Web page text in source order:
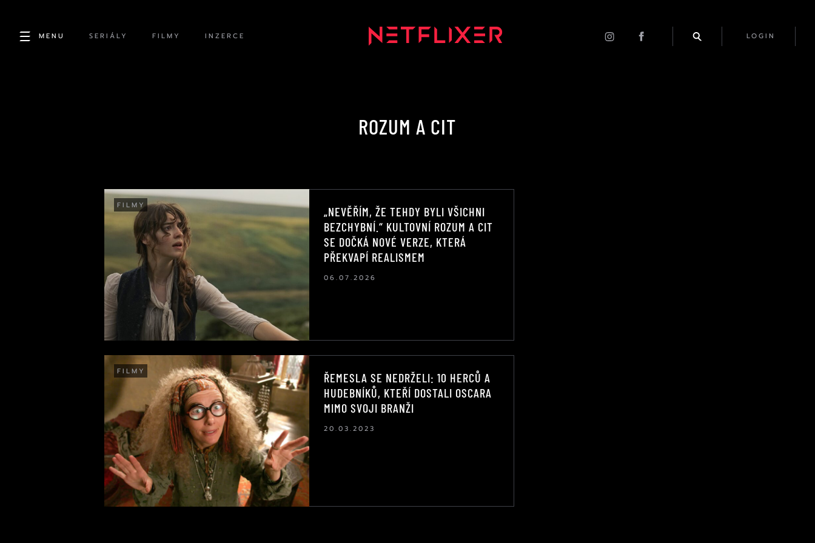
MENU SERIÁLY FILMY INZERCE LOGIN
ROZUM A CIT
FILMY
„NEVĚŘÍM, ŽE TEHDY BYLI VŠICHNI
BEZCHYBNÍ.“ KULTOVNÍ ROZUM A CIT
SE DOČKÁ NOVÉ VERZE, KTERÁ
PŘEKVAPÍ REALISMEM
06.07.2026
FILMY
ŘEMESLA SE NEDRŽELI: 10 HERCŮ A
HUDEBNÍKŮ, KTEŘÍ DOSTALI OSCARA
MIMO SVOJI BRANŽI
20.03.2023